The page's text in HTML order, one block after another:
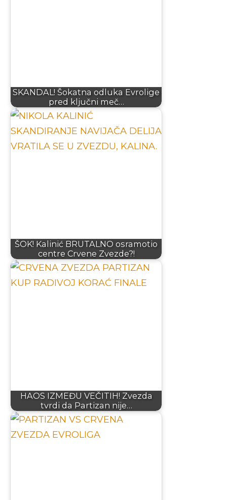
SKANDAL! Šokatna odluka Evrolige
pred ključni meč…
ŠOK! Kalinić BRUTALNO osramotio
centre Crvene Zvezde?!
HAOS IZMEĐU VEČITIH! Zvezda
tvrdi da Partizan nije…